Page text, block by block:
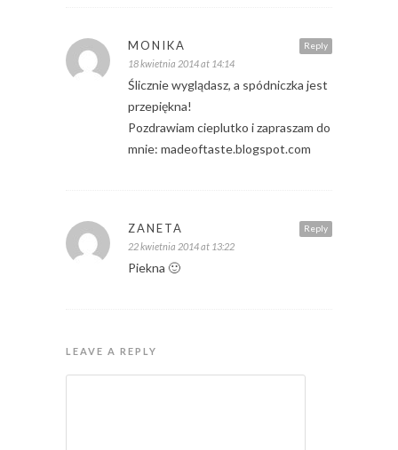
Reply
MONIKA
18 kwietnia 2014 at 14:14
Ślicznie wyglądasz, a spódniczka jest
przepiękna!
Pozdrawiam cieplutko i zapraszam do
mnie: madeoftaste.blogspot.com
Reply
ZANETA
22 kwietnia 2014 at 13:22
Piekna 🙂
LEAVE A REPLY